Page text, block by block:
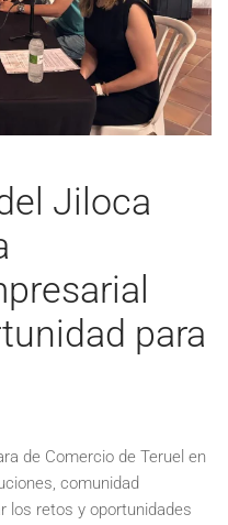
Jiloca
para
de Comercio de Teruel en
comunidad
los retos y oportunidades